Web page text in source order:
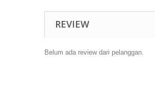
REVIEW
Belum ada review dari pelanggan.